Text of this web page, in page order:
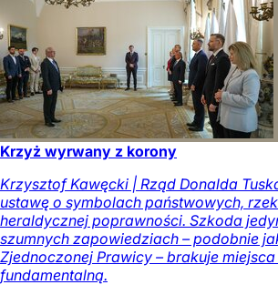
Krzyż wyrwany z korony
Krzysztof Kawęcki | Rząd Donalda
ustawę o symbolach państwowych,
heraldycznej poprawności. Szkoda
szumnych zapowiedziach – podobnie
Zjednoczonej Prawicy – brakuje
fundamentalną.